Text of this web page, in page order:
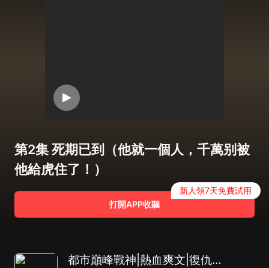
第2集 死期已到（他就一個人，千萬别被
他給虎住了！）
打開APP收聽
新人領7天免費試用
都市巔峰戰神|熱血爽文|復仇虐渣|逆襲|不朽戰神|AI多播